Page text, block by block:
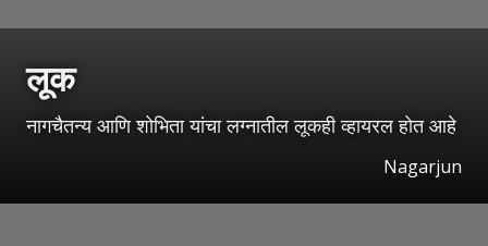
लूक
नागचैतन्य आणि शोभिता यांचा लग्नातील लूकही व्हायरल होत आहे
Nagarjun